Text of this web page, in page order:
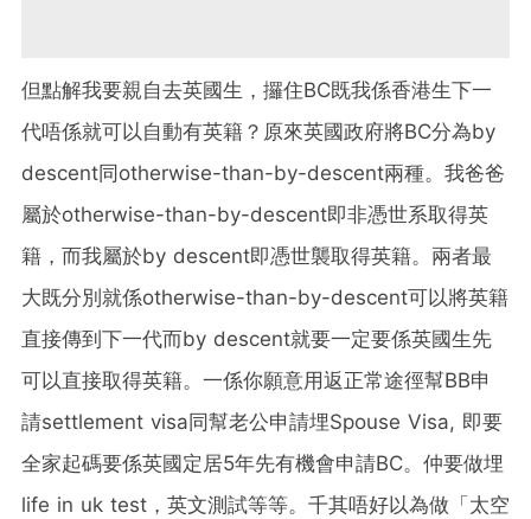
但點解我要親自去英國生， 攞住BC既我係香港生下一
代唔係就可以自動有英籍？ 原來英國政府將BC分為by
descent同otherwise-than-by-descent兩種。我爸爸
屬於otherwise-than-by-descent即非憑世系取得英
籍，而我屬於by descent即憑世襲取得英籍。 兩者最
大既分別就係otherwise-than-by-descent可以將英籍
直接傳到下一代而by descent就要一定要係英國生先
可以直接取得英籍。 一係你願意用返正常途徑幫BB申
請settlement visa同幫老公申請埋Spouse Visa, 即要
全家起碼要係英國定居5年先有機會申請BC。 仲要做埋
life in uk test，英文測試等等。千其唔好以為做「太空